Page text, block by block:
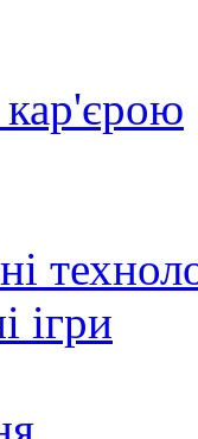
кар'єрою
ігри